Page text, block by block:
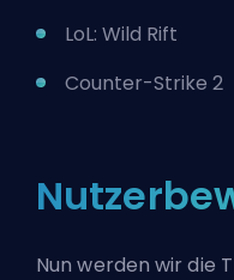
LoL: Wild Rift
Counter-Strike 2
Nun werden wir die